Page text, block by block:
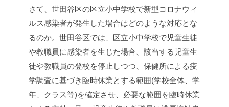
さて、世田谷区の区立小中学校で新型コロナウィ
ルス感染者が発生した場合はどのような対応とな
るのか。世田谷区では、区立小中学校で児童生徒
や教職員に感染者を生じた場合、該当する児童生
徒や教職員の登校を停止しつつ、保健所による疫
学調査に基づき臨時休業とする範囲(学校全体、学
年、クラス等)を確定させ、必要な範囲を臨時休業